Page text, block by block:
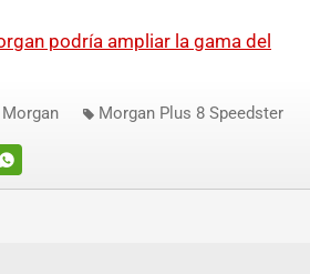
podría ampliar la gama del
Morgan Morgan Plus 8 Speedster